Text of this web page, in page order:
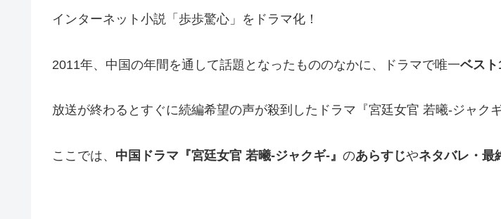
インターネット小説「歩歩驚心」をドラマ化！
2011年、中国の年間を通して話題となったもののなかに、ドラマで唯一ベスト
放送が終わるとすぐに続編希望の声が殺到したドラマ『宮廷女官 若曦-ジャクギ
ここでは、 中国ドラマ『宮廷女官 若曦-ジャクギ-』 のあらすじやネタバレ・最